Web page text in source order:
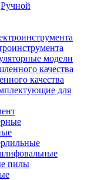
Ручной
модели
качества
для
пилы